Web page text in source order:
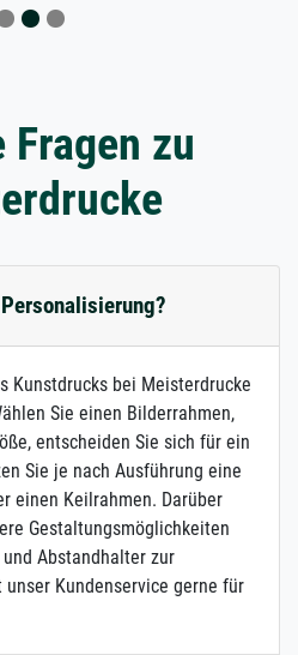
Fragen zu
Kunstdrucks bei Meisterdrucke
Sie einen Bilderrahmen,
entscheiden Sie sich für ein
Sie je nach Ausführung eine
einen Keilrahmen. Darüber
Gestaltungsmöglichkeiten
Abstandhalter zur
Kundenservice gerne für